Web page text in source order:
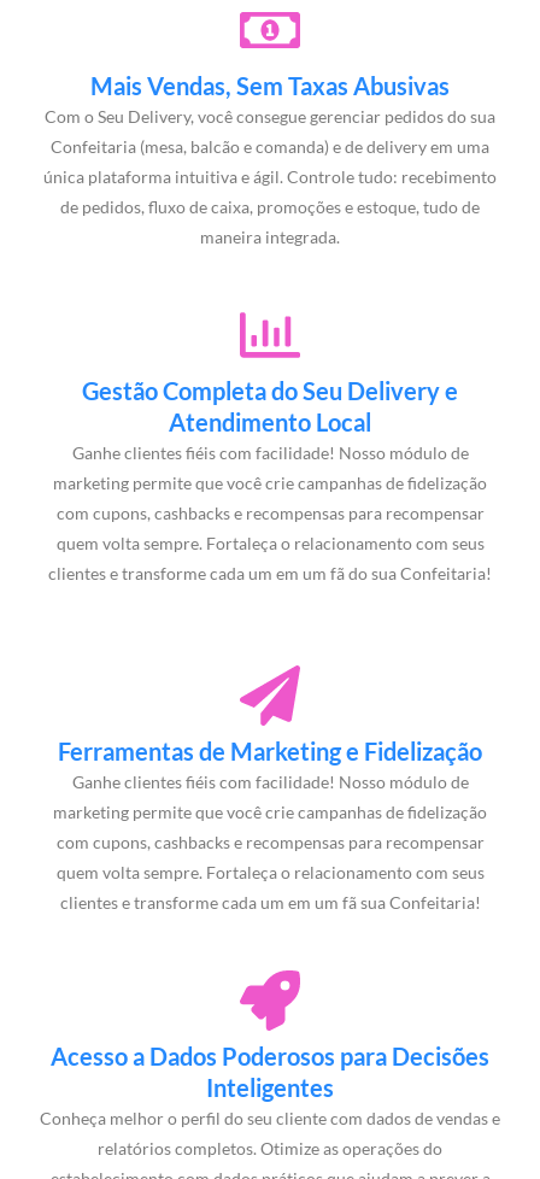
Mais Vendas, Sem Taxas Abusivas
Com o Seu Delivery, você consegue gerenciar pedidos do sua
Confeitaria (mesa, balcão e comanda) e de delivery em uma
única plataforma intuitiva e ágil. Controle tudo: recebimento
de pedidos, fluxo de caixa, promoções e estoque, tudo de
maneira integrada.
Gestão Completa do Seu Delivery e
Atendimento Local
Ganhe clientes fiéis com facilidade! Nosso módulo de
marketing permite que você crie campanhas de fidelização
com cupons, cashbacks e recompensas para recompensar
quem volta sempre. Fortaleça o relacionamento com seus
clientes e transforme cada um em um fã do sua Confeitaria!
Ferramentas de Marketing e Fidelização
Ganhe clientes fiéis com facilidade! Nosso módulo de
marketing permite que você crie campanhas de fidelização
com cupons, cashbacks e recompensas para recompensar
quem volta sempre. Fortaleça o relacionamento com seus
clientes e transforme cada um em um fã sua Confeitaria!
Acesso a Dados Poderosos para Decisões
Inteligentes
Conheça melhor o perfil do seu cliente com dados de vendas e
relatórios completos. Otimize as operações do